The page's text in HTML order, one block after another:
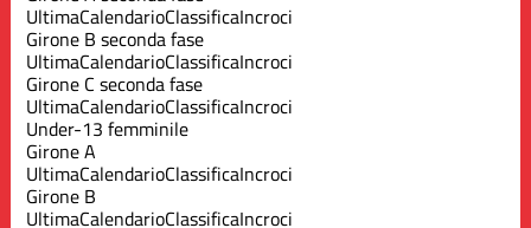
UltimaCalendarioClassificaIncroci
Girone B seconda fase
UltimaCalendarioClassificaIncroci
Girone C seconda fase
UltimaCalendarioClassificaIncroci
Under-13 femminile
Girone A
UltimaCalendarioClassificaIncroci
Girone B
UltimaCalendarioClassificaIncroci